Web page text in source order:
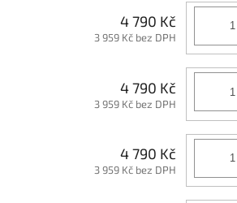
4 790 Kč
3 959 Kč bez DPH
4 790 Kč
3 959 Kč bez DPH
4 790 Kč
3 959 Kč bez DPH